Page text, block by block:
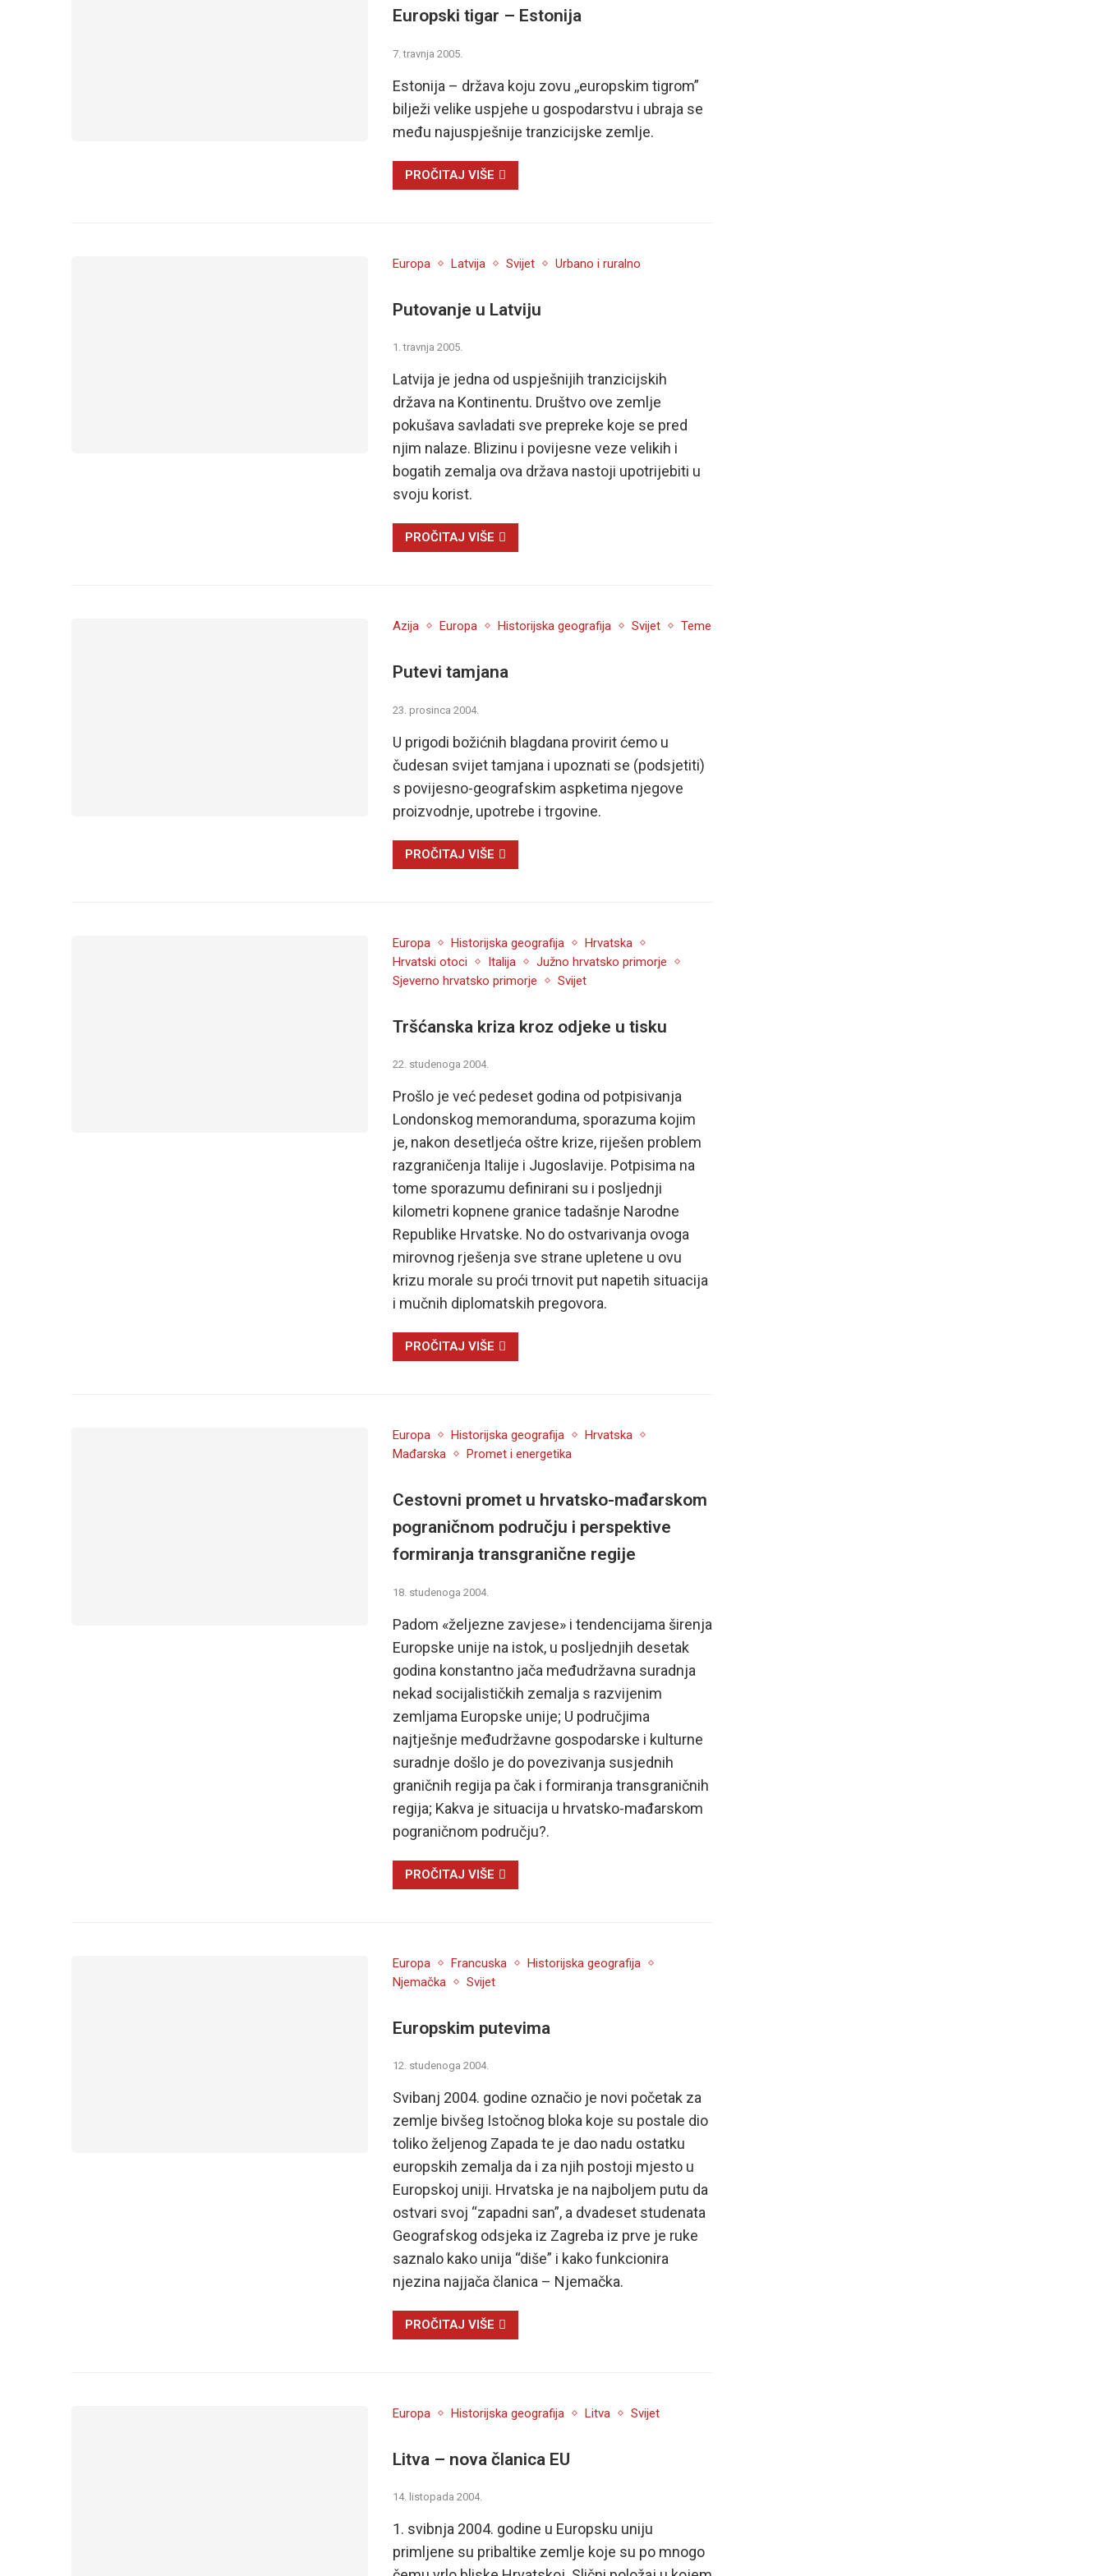
Europski tigar – Estonija
7. travnja 2005.
Estonija – država koju zovu ,,europskim tigrom”
bilježi velike uspjehe u gospodarstvu i ubraja se
među najuspješnije tranzicijske zemlje.
PROČITAJ VIŠE
Europa Latvija Svijet Urbano i ruralno
Putovanje u Latviju
1. travnja 2005.
Latvija je jedna od uspješnijih tranzicijskih
država na Kontinentu. Društvo ove zemlje
pokušava savladati sve prepreke koje se pred
njim nalaze. Blizinu i povijesne veze velikih i
bogatih zemalja ova država nastoji upotrijebiti u
svoju korist.
PROČITAJ VIŠE
Azija Europa Historijska geografija Svijet Teme
Putevi tamjana
23. prosinca 2004.
U prigodi božićnih blagdana provirit ćemo u
čudesan svijet tamjana i upoznati se (podsjetiti)
s povijesno-geografskim aspketima njegove
proizvodnje, upotrebe i trgovine.
PROČITAJ VIŠE
Europa Historijska geografija
Hrvatska
Hrvatski otoci
Italija
Južno hrvatsko primorje
Sjeverno hrvatsko primorje
Svijet
Tršćanska kriza kroz odjeke u tisku
22. studenoga 2004.
Prošlo je već pedeset godina od potpisivanja
Londonskog memoranduma, sporazuma kojim
je, nakon desetljeća oštre krize, riješen problem
razgraničenja Italije i Jugoslavije. Potpisima na
tome sporazumu definirani su i posljednji
kilometri kopnene granice tadašnje Narodne
Republike Hrvatske. No do ostvarivanja ovoga
mirovnog rješenja sve strane upletene u ovu
krizu morale su proći trnovit put napetih situacija
i mučnih diplomatskih pregovora.
PROČITAJ VIŠE
Europa Historijska geografija
Hrvatska
Mađarska
Promet i energetika
Cestovni promet u hrvatsko-mađarskom
pograničnom području i perspektive
formiranja transgranične regije
18. studenoga 2004.
Padom «željezne zavjese» i tendencijama širenja
Europske unije na istok, u posljednjih desetak
godina konstantno jača međudržavna suradnja
nekad socijalističkih zemalja s razvijenim
zemljama Europske unije; U područjima
najtješnje međudržavne gospodarske i kulturne
suradnje došlo je do povezivanja susjednih
graničnih regija pa čak i formiranja transgraničnih
regija; Kakva je situacija u hrvatsko-mađarskom
pograničnom području?.
PROČITAJ VIŠE
Europa Francuska
Historijska geografija
Njemačka
Svijet
Europskim putevima
12. studenoga 2004.
Svibanj 2004. godine označio je novi početak za
zemlje bivšeg Istočnog bloka koje su postale dio
toliko željenog Zapada te je dao nadu ostatku
europskih zemalja da i za njih postoji mjesto u
Europskoj uniji. Hrvatska je na najboljem putu da
ostvari svoj “zapadni san”, a dvadeset studenata
Geografskog odsjeka iz Zagreba iz prve je ruke
saznalo kako unija “diše” i kako funkcionira
njezina najjača članica – Njemačka.
PROČITAJ VIŠE
Europa Historijska geografija Litva Svijet
Litva – nova članica EU
14. listopada 2004.
1. svibnja 2004. godine u Europsku uniju
primljene su pribaltike zemlje koje su po mnogo